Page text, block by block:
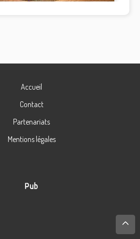
Accueil
Contact
Partenariats
Mentions légales
Pub